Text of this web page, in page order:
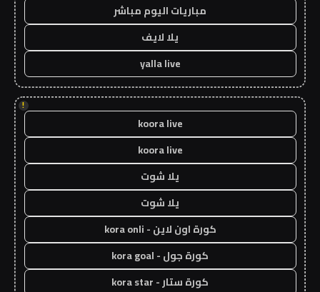
مباريات اليوم مباشر
يلا لايف
yalla live
!
koora live
koora live
يلا شوت
يلا شوت
كورة اون لاين - kora onli
كورة جول - kora goal
كورة ستار - kora star